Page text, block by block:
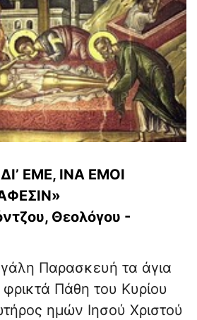
ΕΜΕ, ΙΝΑ ΕΜΟΙ
Θεολόγου -
Παρασκευή τα άγια
φρικτά Πάθη του Κυρίου
ημών Ιησού Χριστού